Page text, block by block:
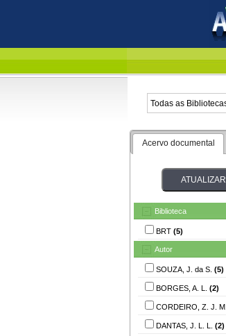
Acervo documental
Biblioteca
BRT (5)
Autor
SOUZA, J. da S. (5)
BORGES, A. L. (2)
CORDEIRO, Z. J. M.
DANTAS, J. L. L. (2)